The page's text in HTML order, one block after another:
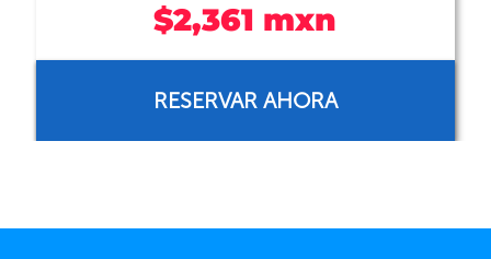
$3,438 mxn
RESERVAR AHORA